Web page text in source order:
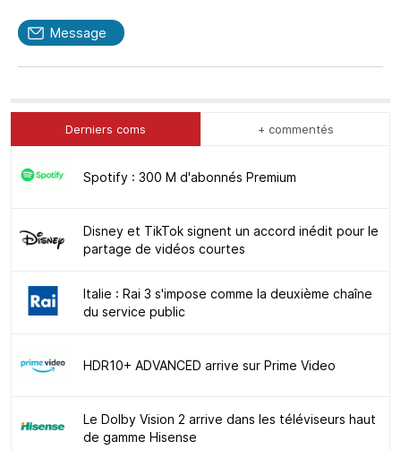
Message
Derniers coms + commentés
Spotify : 300 M d'abonnés Premium
Disney et TikTok signent un accord inédit pour le
partage de vidéos courtes
Italie : Rai 3 s'impose comme la deuxième chaîne
du service public
HDR10+ ADVANCED arrive sur Prime Video
Le Dolby Vision 2 arrive dans les téléviseurs haut
de gamme Hisense